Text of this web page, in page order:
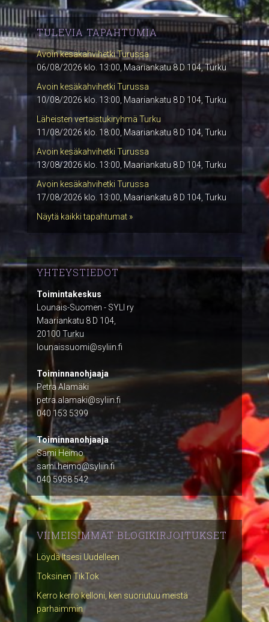
TULEVIA TAPAHTUMIA
Avoin kesäkahvihetki Turussa
06/08/2026 klo. 13:00, Maariankatu 8 D 104, Turku
Avoin kesäkahvihetki Turussa
10/08/2026 klo. 13:00, Maariankatu 8 D 104, Turku
Läheisten vertaistukiryhmä Turku
11/08/2026 klo. 18:00, Maariankatu 8 D 104, Turku
Avoin kesäkahvihetki Turussa
13/08/2026 klo. 13:00, Maariankatu 8 D 104, Turku
Avoin kesäkahvihetki Turussa
17/08/2026 klo. 13:00, Maariankatu 8 D 104, Turku
Näytä kaikki tapahtumat »
YHTEYSTIEDOT
Toimintakeskus
Lounais-Suomen - SYLI ry
Maariankatu 8 D 104,
20100 Turku
lounaissuomi@syliin.fi
Toiminnanohjaaja
Petra Alamäki
petra.alamaki@syliin.fi
040 153 5399
Toiminnanohjaaja
Sami Heimo
sami.heimo@syliin.fi
040 5958 542
VIIMEISIMMÄT BLOGIKIRJOITUKSET
Löydä Itsesi Uudelleen
Toksinen TikTok
Kerro kerro kelloni, ken suoriutuu meistä
parhaimmin